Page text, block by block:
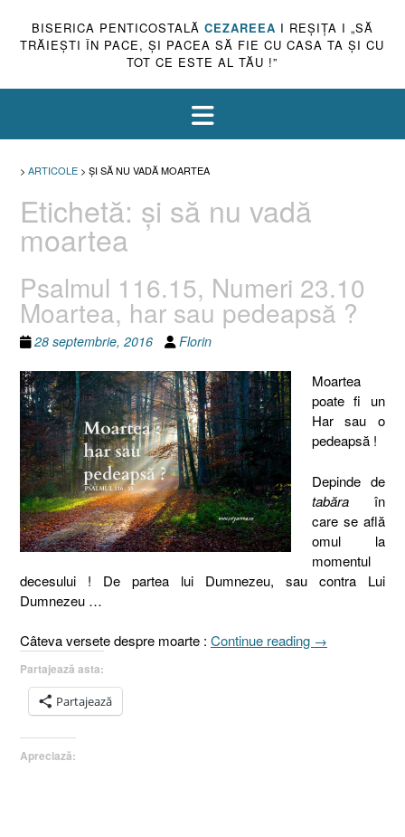
BISERICA PENTICOSTALĂ CEZAREEA I REŞIŢA I „SĂ
TRĂIEŞTI ÎN PACE, ŞI PACEA SĂ FIE CU CASA TA ŞI CU
TOT CE ESTE AL TĂU !”
> ARTICOLE > ŞI SĂ NU VADĂ MOARTEA
Etichetă: şi să nu vadă
moartea
Psalmul 116.15, Numeri 23.10
Moartea, har sau pedeapsă ?
28 septembrie, 2016 Florin
Moartea
poate fi un
Har sau o
pedeapsă !
Depinde de
tabăraîn
care se află
omul la
momentul
decesului ! De partea lui Dumnezeu, sau contra Lui
Dumnezeu …
Câteva versete despre moarte : Continue reading „Psalmul
→
Partajează asta:
Partajează
Apreciază: